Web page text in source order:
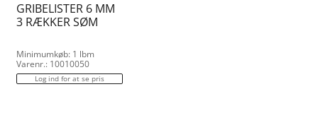
GRIBELISTER 6 MM
3 RÆKKER SØM
Minimumkøb: 1 lbm
Varenr.: 10010050
Log ind for at se pris